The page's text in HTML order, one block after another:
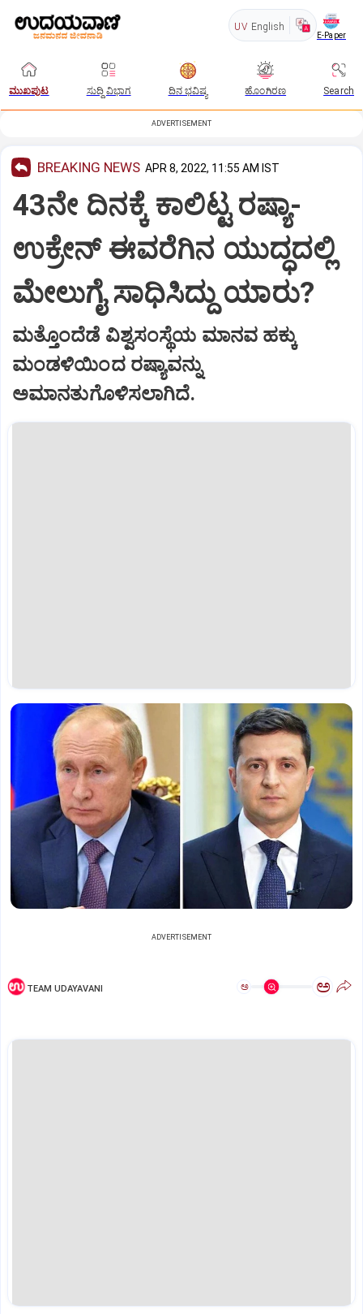
UV English
E-Paper
ಮುಖಪುಟ ಸುದ್ದಿ ವಿಭಾಗ ದಿನ ಭವಿಷ್ಯ ಹೊಂಗಿರಣ Search
ADVERTISEMENT
BREAKING NEWS APR 8, 2022, 11:55 AM IST
43ನೇ ದಿನಕ್ಕೆ ಕಾಲಿಟ್ಟ ರಷ್ಯಾ-
ಉಕ್ರೇನ್ ಈವರೆಗಿನ ಯುದ್ಧದಲ್ಲಿ
ಮೇಲುಗೈ ಸಾಧಿಸಿದ್ದು ಯಾರು?
ಮತ್ತೊಂದೆಡೆ ವಿಶ್ವಸಂಸ್ಥೆಯ ಮಾನವ ಹಕ್ಕು
ಮಂಡಳಿಯಿಂದ ರಷ್ಯಾವನ್ನು
ಅಮಾನತುಗೊಳಿಸಲಾಗಿದೆ.
ADVERTISEMENT
TEAM UDAYAVANI ಅ ಅ